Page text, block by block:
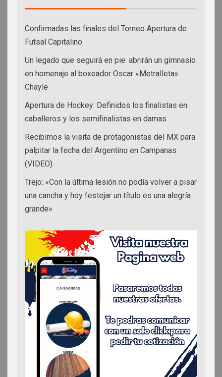
Confirmadas las finales del Torneo Apertura de
Futsal Capitalino
Un legado que seguirá en pie: abrirán un gimnasio
en homenaje al boxeador Oscar «Metralleta»
Chayle
Apertura de Hockey: Definidos los finalistas en
caballeros y los semifinalistas en damas
Recibimos la visita de protagonistas del MX para
palpitar la fecha del Argentino en Campanas
(VIDEO)
Trejo: «Con la última lesión no podía volver a pisar
una cancha y hoy festejar un título es una alegría
grande»